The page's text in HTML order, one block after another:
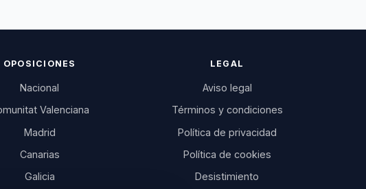
OPOSICIONES
Nacional
Valenciana
Madrid
Canarias
Galicia
LEGAL
Aviso legal
Términos y condiciones
Política de privacidad
Política de cookies
Desistimiento